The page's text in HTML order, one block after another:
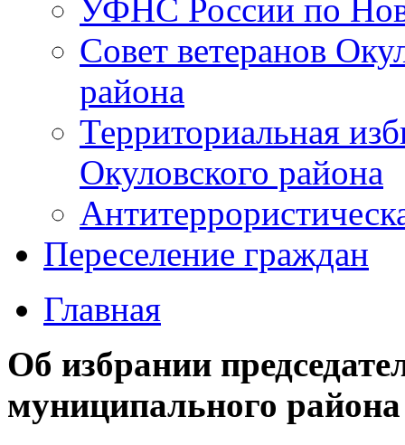
УФНС России по
Совет ветеранов
района
Территориальная
Окуловского района
Переселение граждан
Главная
Об избрании
муниципального